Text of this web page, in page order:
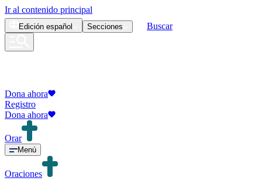
Ir al contenido principal
Edición español Secciones Buscar
Dona ahora
Registro
Dona ahora
Orar
Menú
Oraciones